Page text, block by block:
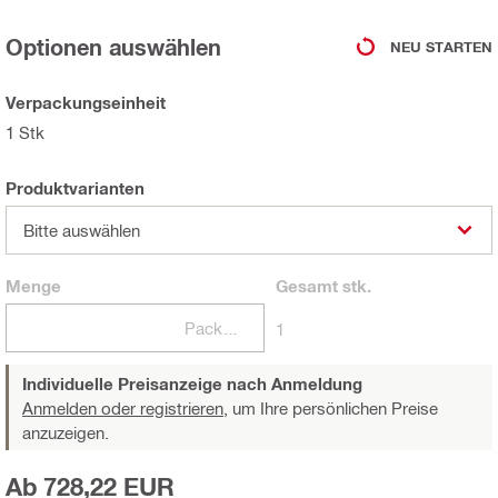
Optionen auswählen NEU STARTEN
Verpackungseinheit
1 Stk
Produktvarianten
Bitte auswählen
Menge Gesamtstk.
1
Individuelle Preisanzeige nach Anmeldung
Anmelden oder registrieren, um Ihre persönlichen Preise
anzuzeigen.
Ab 728,22 EUR